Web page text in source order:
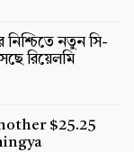
নিশ্চিতে নতুন সি-
রিয়েলমি
$25.25